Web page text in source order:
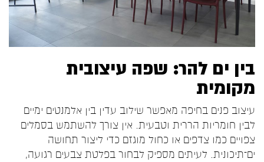
בין ים להר: שפה עיצובית
מקומית
עיצוב פנים בחיפה מאפשר שילוב עדין בין אלמנטים ימיים
לבין חומריות הררית וטבעית. אין צורך להשתמש בסמלים
צפויים כמו צדפים או כחול מוגזם כדי ליצור תחושה
ים־תיכונית. לעיתים מספיק לבחור בפלטת צבעים רגועה,